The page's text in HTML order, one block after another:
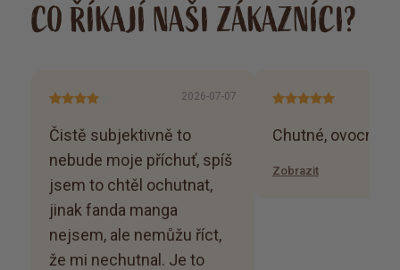
CO ŘÍKAJÍ NAŠI ZÁKAZNÍCI?
2026-07-07
Čistě subjektivně to
nebude moje příchuť, spíš
jsem to chtěl ochutnat,
jinak fanda manga
nejsem, ale nemůžu říct,
že mi nechutnal. Je to
Chutné, ovocné,
Zobrazit